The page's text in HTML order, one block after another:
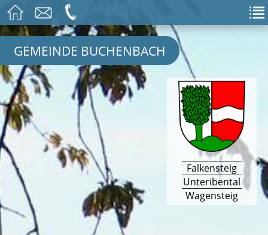
GEMEINDE BUCHENBACH
Falkensteig
Unteribental
Wagensteig